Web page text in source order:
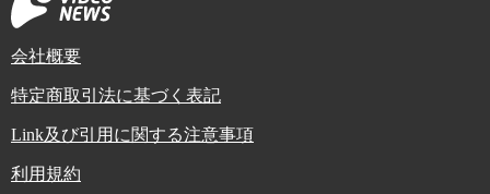
会社概要
特定商取引法に基づく表記
Link及び引用に関する注意事項
利用規約